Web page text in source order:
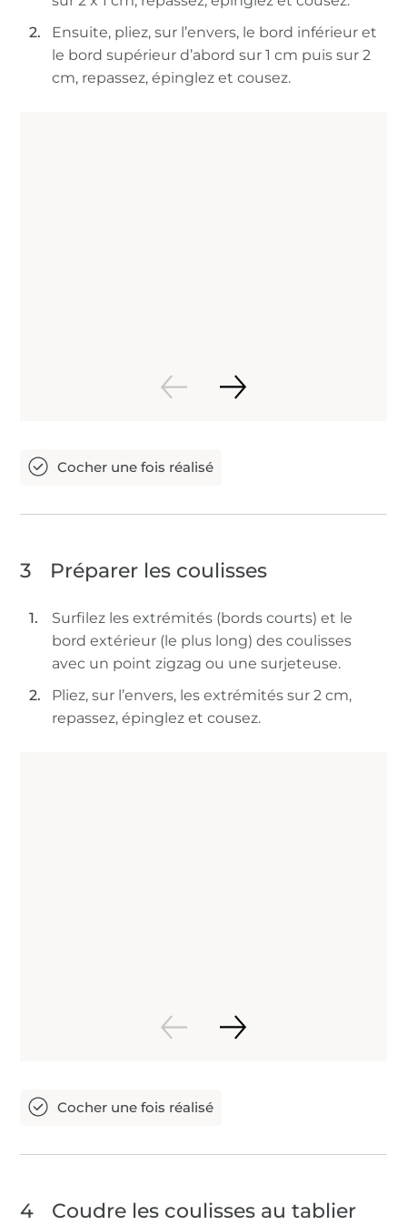
Ensuite, pliez, sur l’envers, le bord inférieur et
le bord supérieur d’abord sur 1 cm puis sur 2
cm, repassez, épinglez et cousez.
3 Préparer les coulisses
Surfilez les extrémités (bords courts) et le
bord extérieur (le plus long) des coulisses
avec un point zigzag ou une surjeteuse.
Pliez, sur l’envers, les extrémités sur 2 cm,
repassez, épinglez et cousez.
4 Coudre les coulisses au tablier